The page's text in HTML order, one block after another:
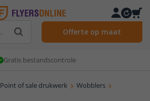
Offerte op maat
Gratis bestandscontrole
Point of sale drukwerk
Wobblers